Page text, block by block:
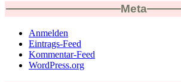
Meta
Anmelden
Eintrags-Feed
Kommentar-Feed
WordPress.org